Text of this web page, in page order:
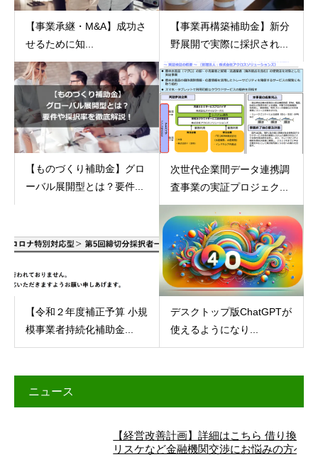
【事業承継・M&A】成功さ
せるために知...
【事業再構築補助金】新分
野展開で実際に採択され...
【ものづくり補助金】グロ
ーバル展開型とは？要件...
次世代企業間データ連携調
査事業の実証プロジェク...
【令和２年度補正予算 小規
模事業者持続化補助金...
デスクトップ版ChatGPTが
使えるようになり...
ニュース
【経営改善計画】詳細はこちら 借り換え、
リスケなど金融機関交渉にお悩みの方へ